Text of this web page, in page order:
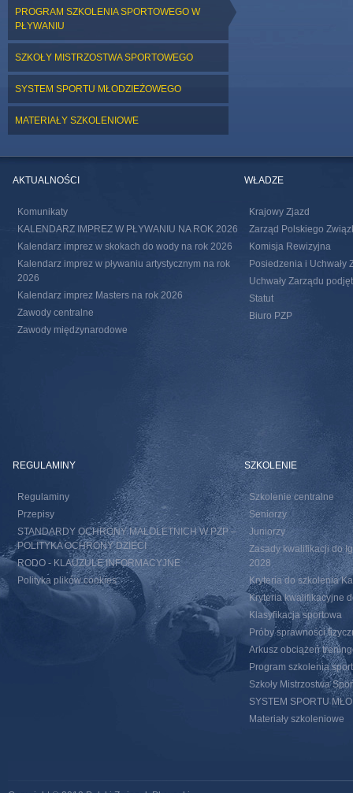
PROGRAM SZKOLENIA SPORTOWEGO W
PŁYWANIU
SZKOŁY MISTRZOSTWA SPORTOWEGO
SYSTEM SPORTU MŁODZIEŻOWEGO
MATERIAŁY SZKOLENIOWE
AKTUALNOŚCI
Komunikaty
KALENDARZ IMPREZ W PŁYWANIU NA ROK 2026
Kalendarz imprez w skokach do wody na rok 2026
Kalendarz imprez w pływaniu artystycznym na rok
2026
Kalendarz imprez Masters na rok 2026
Zawody centralne
Zawody międzynarodowe
WŁADZE
Krajowy Zjazd
Zarząd Polskiego
Komisja Rewizyjna
Posiedzenia i Uchwały
Uchwały Zarządu
Statut
Biuro PZP
REGULAMINY
Regulaminy
Przepisy
STANDARDY OCHRONY MAŁOLETNICH W PZP –
POLITYKA OCHRONY DZIECI
RODO - KLAUZULE INFORMACYJNE
Polityka plików cookies
SZKOLENIE
Szkolenie centralne
Seniorzy
Juniorzy
Zasady kwalifikacji do
2028
Kryteria do szkolenia
Kryteria kwalifikacyjne
Klasyfikacja sportowa
Próby sprawności
Arkusz obciążeń
Program szkolenia
Szkoły Mistrzostwa
SYSTEM SPORTU
Materiały szkoleniowe